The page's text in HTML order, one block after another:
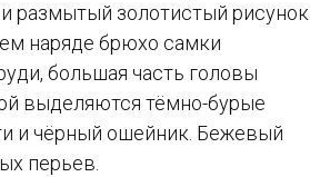
размытый золотистый рисунок.
наряде брюхо самки
большая часть головы
выделяются тёмно-бурые
и чёрный ошейник. Бежевый
перьев.